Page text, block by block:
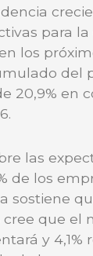
para
los
del
20,9% en
las
de los
sostiene
cree que el
y 4,1%